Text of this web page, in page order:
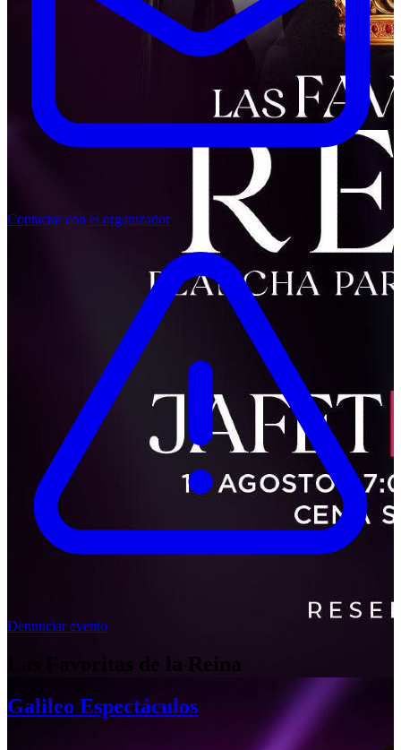
Contactar con el organizador
Denunciar evento
Las Favoritas de la Reina
Galileo Espectáculos